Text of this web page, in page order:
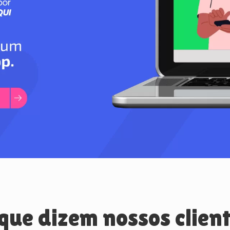
dizem nossos